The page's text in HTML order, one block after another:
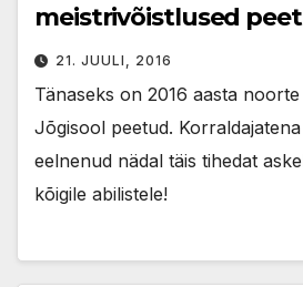
meistrivõistlused
21. JUULI, 2016
Tänaseks on 2016 aasta
Jõgisool peetud.
eelnenud nädal täis tihedat
kõigile abilistele!